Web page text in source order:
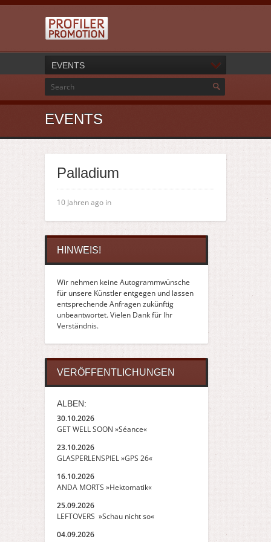
EVENTS
EVENTS
Palladium
10 Jahren ago in
HINWEIS!
Wir nehmen keine Autogrammwünsche
für unsere Künstler entgegen und lassen
entsprechende Anfragen zukünftig
unbeantwortet. Vielen Dank für Ihr
Verständnis.
VERÖFFENTLICHUNGEN
ALBEN:
30.10.2026
GET WELL SOON »Séance«
23.10.2026
GLASPERLENSPIEL »GPS 26«
16.10.2026
ANDA MORTS »Hektomatik«
25.09.2026
LEFTOVERS »Schau nicht so«
04.09.2026